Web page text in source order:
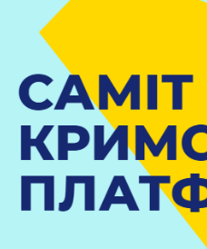
Facebook